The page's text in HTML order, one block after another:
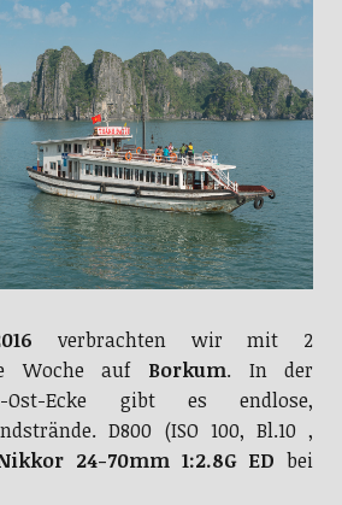
verbrachten wir mit 2
Woche auf Borkum. In der
Ost-Ecke gibt es endlose,
D800 (ISO 100, Bl.10 ,
24-70mm 1:2.8G ED bei